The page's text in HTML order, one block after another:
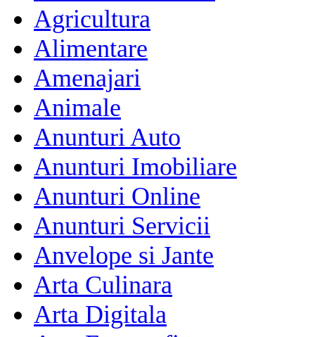
Agricultura
Alimentare
Amenajari
Animale
Anunturi Auto
Anunturi Imobiliare
Anunturi Online
Anunturi Servicii
Anvelope si Jante
Arta Culinara
Arta Digitala